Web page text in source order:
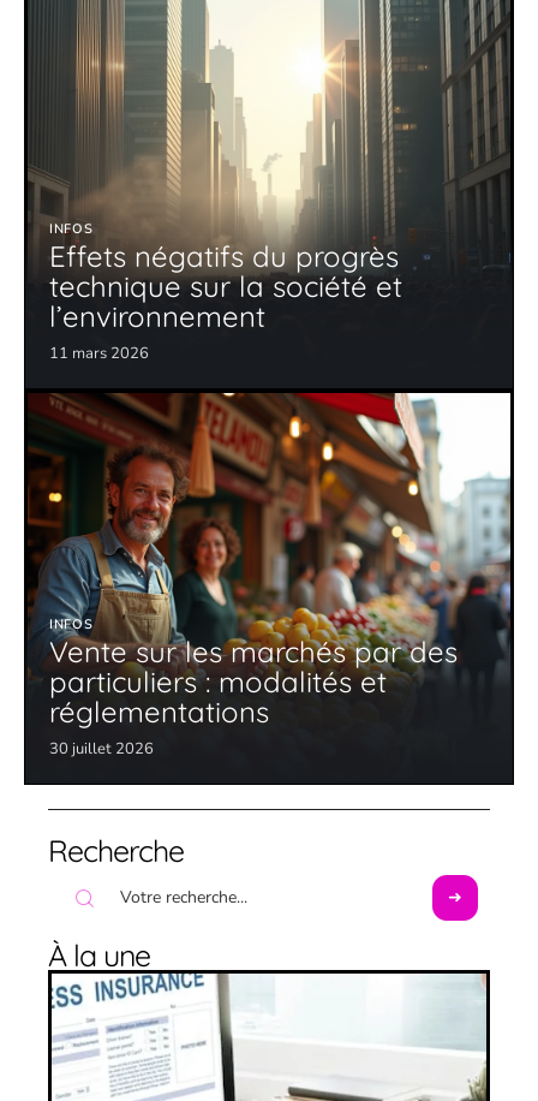
INFOS
Effets négatifs du progrès
technique sur la société et
l’environnement
11 mars 2026
INFOS
Vente sur les marchés par des
particuliers : modalités et
réglementations
30 juillet 2026
Recherche
À la une